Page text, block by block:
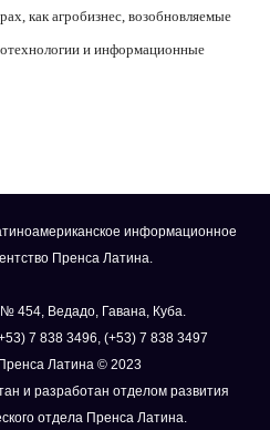
как агробизнес, возобновляемые
и информационные
информационное
Пренса Латина.
454, Ведадо, Гавана, Куба.
7 838 3496, (+53) 7 838 3497
Пренса Латина © 2023
и разработан отделом развития
отдела Пренса Латина.